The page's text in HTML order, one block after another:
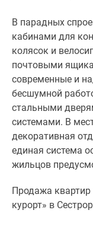
санузлы,
а
в
некоторых
из
них
есть
и
дополнительные
санузлы
для
Во
всех
В парадных
кабинами для
колясок и
почтовыми
современные и
бесшумной
стальными
системами. В
декоративная
единая система
жильцов
Продажа
курорт» в